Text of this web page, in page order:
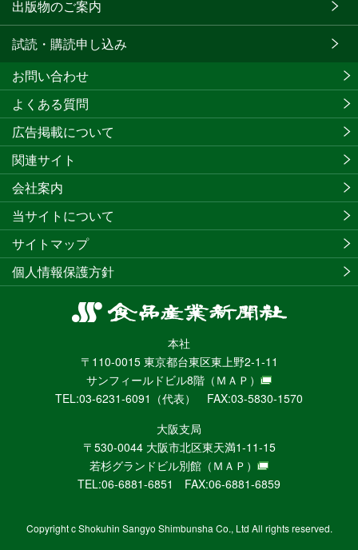
出版物のご案内
試読・購読申し込み
食
産
業
新
聞
社
ニ
ュ
ー
WEB
本社
〒110-0015 東京都台東区東上野2-1-11
サンフィールドビル8階 （ＭＡＰ）
TEL:03-6231-6091（代表） FAX:03-5830-1570
大阪支局
〒530-0044 大阪市北区東天満1-11-15
若杉グランドビル別館 （ＭＡＰ）
TEL:06-6881-6851 FAX:06-6881-6859
お問い合わせ
よくある質問
広告掲載について
関連サイト
会社案内
当サイトについて
サイトマップ
個人情報保護方針
Copyright c Shokuhin Sangyo Shimbunsha Co., Ltd All rights reserved.